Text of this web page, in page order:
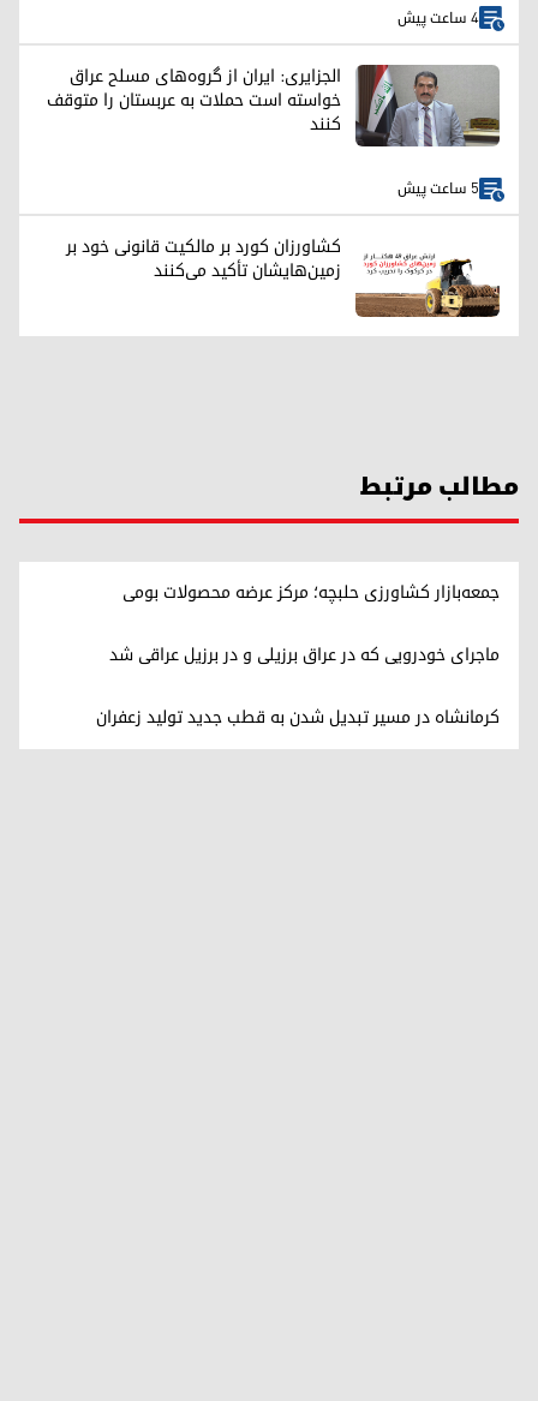
4 ساعت پیش
الجزایری: ایران از گروه‌های مسلح عراق
خواسته است حملات به عربستان را متوقف
کنند
5 ساعت پیش
کشاورزان کورد بر مالکیت قانونی خود بر
زمین‌هایشان تأکید می‌کنند
مطالب مرتبط
جمعه‌بازار کشاورزی حلبچه؛ مرکز عرضه محصولات بومی
ماجرای خودرویی که در عراق برزیلی و در برزیل عراقی شد
کرمانشاه در مسیر تبدیل شدن به قطب جدید تولید زعفران